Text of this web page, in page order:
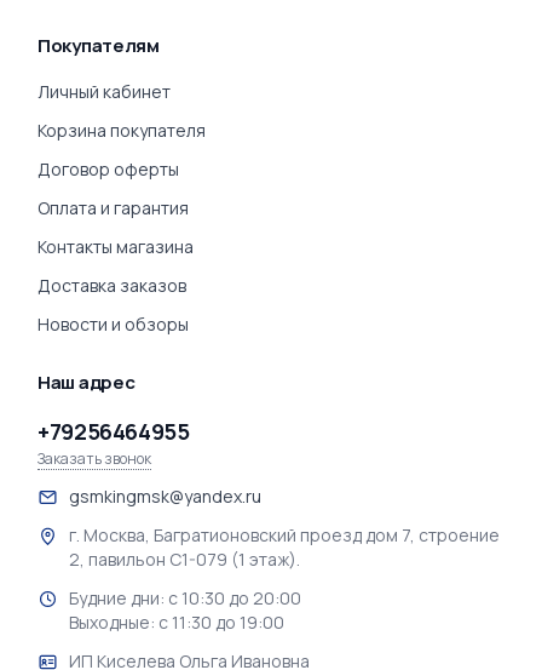
Покупателям
Личный кабинет
Корзина покупателя
Договор оферты
Оплата и гарантия
Контакты магазина
Доставка заказов
Новости и обзоры
Наш адрес
+79256464955
Заказать звонок
gsmkingmsk@yandex.ru
г. Москва, Багратионовский проезд дом 7, строение
2, павильон С1-079 (1 этаж).
Будние дни: с 10:30 до 20:00
Выходные: с 11:30 до 19:00
ИП Киселева Ольга Ивановна